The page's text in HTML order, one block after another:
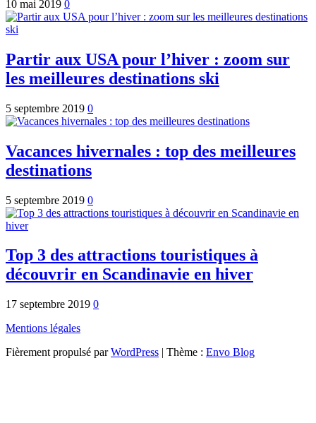
10 mai 2019 0
Partir aux USA pour l’hiver : zoom sur
les meilleures destinations ski
5 septembre 2019 0
Vacances hivernales : top des meilleures
destinations
5 septembre 2019 0
Top 3 des attractions touristiques à
découvrir en Scandinavie en hiver
17 septembre 2019 0
Mentions légales
Fièrement propulsé parWordPress | Thème : Envo Blog